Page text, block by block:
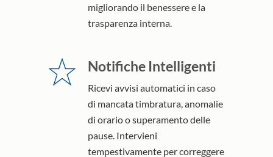
migliorando il benessere e la
Notifiche Intelligenti
Ricevi avvisi automatici in caso
di mancata timbratura, anomalie
di orario o superamento delle
pause. Intervieni
tempestivamente per correggere